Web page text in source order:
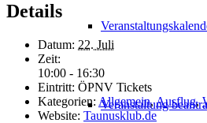
Veranstaltung
Details
Datum: 22. Juli
Zeit:
10:00 - 16:30
Eintritt: ÖPNV Tickets
Kategorien: Allgemein,Ausflug,
Website: Taunusklub.de